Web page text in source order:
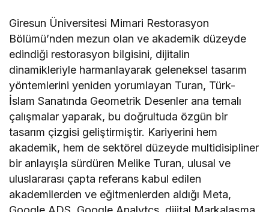
Giresun Üniversitesi Mimari Restorasyon
Bölümü’nden mezun olan ve akademik düzeyde
edindiği restorasyon bilgisini, dijitalin
dinamikleriyle harmanlayarak geleneksel tasarım
yöntemlerini yeniden yorumlayan Turan, Türk-
İslam Sanatında Geometrik Desenler ana temalı
çalışmalar yaparak, bu doğrultuda özgün bir
tasarım çizgisi geliştirmiştir. Kariyerini hem
akademik, hem de sektörel düzeyde multidisipliner
bir anlayışla sürdüren Melike Turan, ulusal ve
uluslararası çapta referans kabul edilen
akademilerden ve eğitmenlerden aldığı Meta,